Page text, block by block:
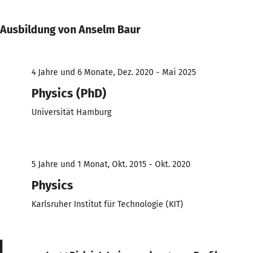
Ausbildung von Anselm Baur
4 Jahre und 6 Monate, Dez. 2020 - Mai 2025
Physics (PhD)
Universität Hamburg
5 Jahre und 1 Monat, Okt. 2015 - Okt. 2020
Physics
Karlsruher Institut für Technologie (KIT)